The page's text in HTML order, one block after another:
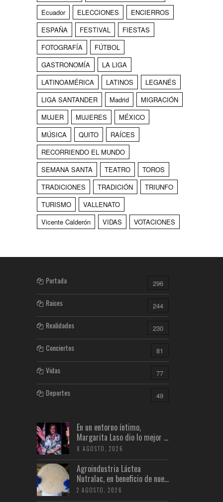
Ecuador
ELECCIONES
ENCIERROS
ESPAÑA
FESTIVAL
FIESTAS
FOTOGRAFÍA
FÚTBOL
GASTRONOMÍA
LA LIGA
LATINOAMÉRICA
LATINOS
LEGANÉS
LIGA SANTANDER
Madrid
MIGRACIÓN
MUJER
MUJERES
MÉXICO
MÚSICA
QUITO
RAÍCES
RECORRIENDO EL MUNDO
SEMANA SANTA
TEATRO
TOROS
TRADICIONES
TRADICIÓN
TRIUNFO
TURISMO
VALLENATO
Vicente Calderón
VIDAS VOTACIONES
Portada 296
Raices 244
Realidades 230
Conciertos 81
Vidas 77
Deportes 49
En un entorno íntimo,
Margarita Laso dio lo mejor ...
8 AGOSTO, 2026
Agroindustria Láctea
Nutralac, en beneficio de nue...
2 AGOSTO, 2026